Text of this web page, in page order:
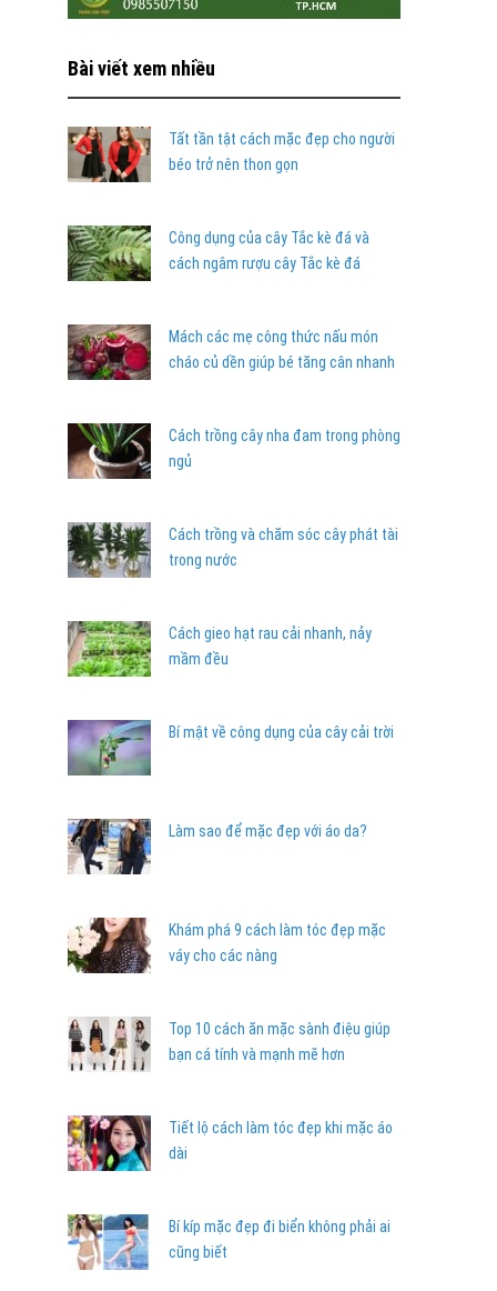
Bài viết xem nhiều
Tất tần tật cách mặc đẹp cho người
béo trở nên thon gọn
Công dụng của cây Tắc kè đá và
cách ngâm rượu cây Tắc kè đá
Mách các mẹ công thức nấu món
cháo củ dền giúp bé tăng cân nhanh
Cách trồng cây nha đam trong phòng
ngủ
Cách trồng và chăm sóc cây phát tài
trong nước
Cách gieo hạt rau cải nhanh, nảy
mầm đều
Bí mật về công dụng của cây cải trời
Làm sao để mặc đẹp với áo da?
Khám phá 9 cách làm tóc đẹp mặc
váy cho các nàng
Top 10 cách ăn mặc sành điệu giúp
bạn cá tính và mạnh mẽ hơn
Tiết lộ cách làm tóc đẹp khi mặc áo
dài
Bí kíp mặc đẹp đi biển không phải ai
cũng biết